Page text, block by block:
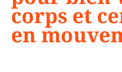
corps et
en